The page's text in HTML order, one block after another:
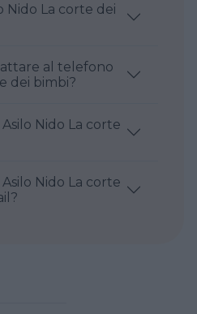
Nido La corte dei
al telefono
dei bimbi?
Nido La corte
Nido La corte